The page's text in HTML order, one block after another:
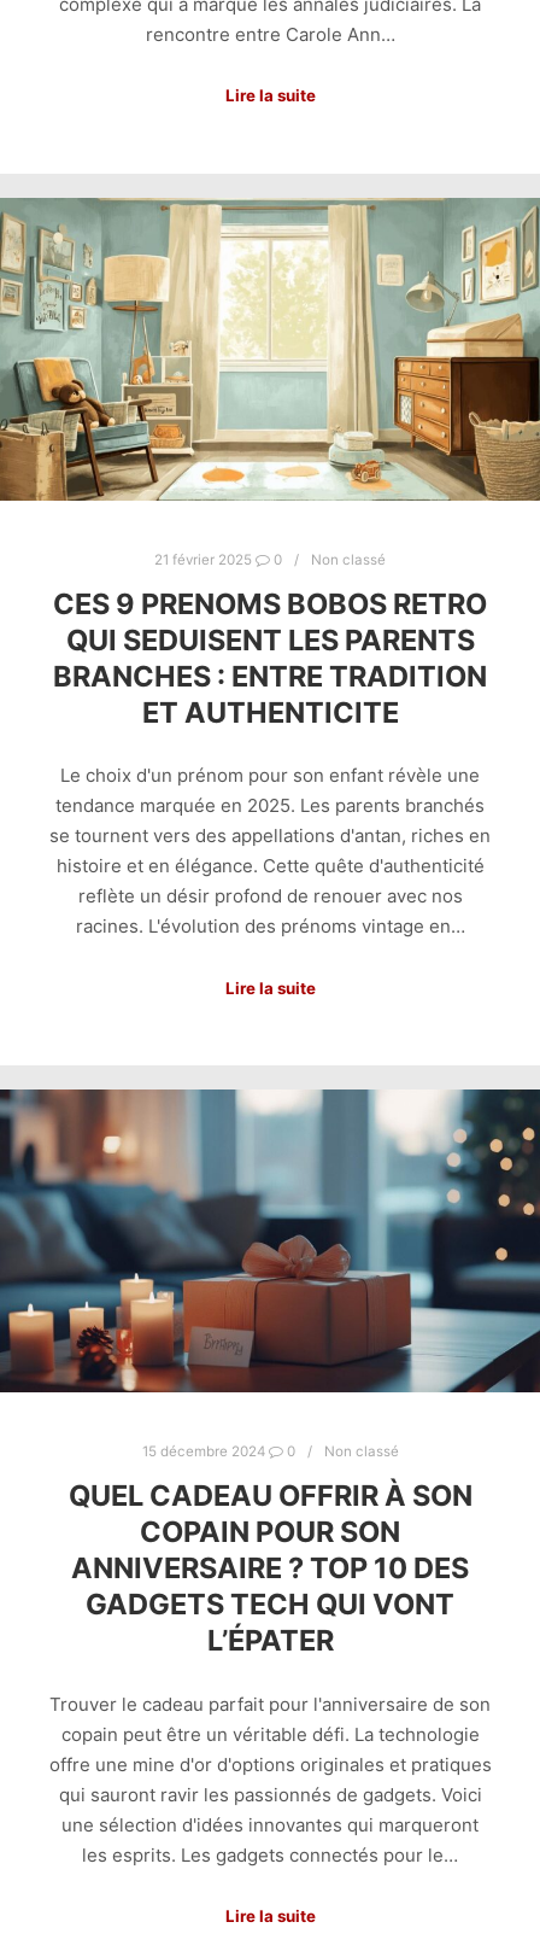
rencontre entre Carole Ann…
Lire la suite
21 février 2025 0 Non classé
CES 9 PRENOMS BOBOS RETRO
QUI SEDUISENT LES PARENTS
BRANCHES : ENTRE TRADITION
ET AUTHENTICITE
Le choix d'un prénom pour son enfant révèle une
tendance marquée en 2025. Les parents branchés
se tournent vers des appellations d'antan, riches en
histoire et en élégance. Cette quête d'authenticité
reflète un désir profond de renouer avec nos
racines. L'évolution des prénoms vintage en…
Lire la suite
15 décembre 2024 0 Non classé
QUEL CADEAU OFFRIR À SON
COPAIN POUR SON
ANNIVERSAIRE ? TOP 10 DES
GADGETS TECH QUI VONT
L’ÉPATER
Trouver le cadeau parfait pour l'anniversaire de son
copain peut être un véritable défi. La technologie
offre une mine d'or d'options originales et pratiques
qui sauront ravir les passionnés de gadgets. Voici
une sélection d'idées innovantes qui marqueront
les esprits. Les gadgets connectés pour le…
Lire la suite